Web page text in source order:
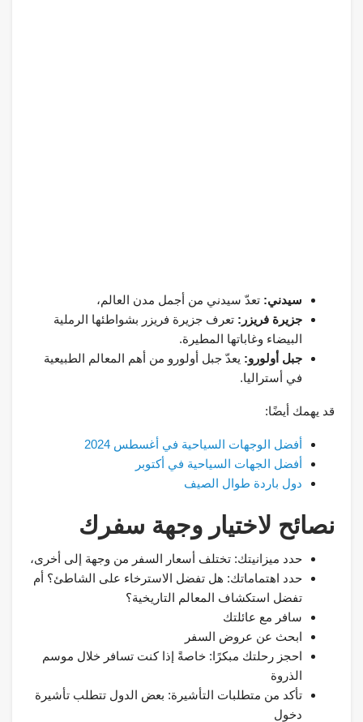
سيدني: تعدّ سيدني من أجمل مدن العالم،
جزيرة فريزر: تعرف جزيرة فريزر بشواطئها الرملية
البيضاء وغاباتها المطيرة.
جبل أولورو: يعدّ جبل أولورو من أهم المعالم الطبيعية
في أستراليا.
قد يهمك أيضًا:
أفضل الوجهات السياحية في أغسطس 2024
أفضل الجهات السياحية في أكتوبر
دول باردة طوال الصيف
نصائح لاختيار وجهة سفرك
حدد ميزانيتك: تختلف أسعار السفر من وجهة إلى أخرى،
حدد اهتماماتك: هل تفضل الاسترخاء على الشاطئ؟ أم
تفضل استكشاف المعالم التاريخية؟
سافر مع عائلتك
ابحث عن عروض السفر
احجز رحلتك مبكرًا: خاصةً إذا كنت تسافر خلال موسم
الذروة
تأكد من متطلبات التأشيرة: بعض الدول تتطلب تأشيرة
دخول